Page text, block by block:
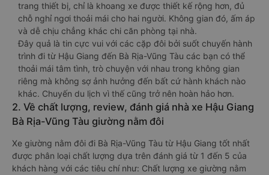
trang thiết bị, chỉ là khoang xe được thiết kế rộng hơn, đủ
chỗ nghỉ ngơi thoải mái cho hai người. Không gian đó, ấm áp
và dễ chịu chẳng khác chi căn phòng tại nhà.
Đây quả là tin cực vui với các cặp đôi bởi suốt chuyến hành
trình đi từ Hậu Giang đến Bà Rịa-Vũng Tàu các bạn có thể
thoải mái tâm tình, trò chuyện với nhau trong không gian
riêng mà không sợ ảnh hưởng đến bất cứ hành khách nào
khác. Chuyến du lịch vì thế cũng trở nên hoàn hảo hơn.
2. Về chất lượng, review, đánh giá nhà xe Hậu Giang
Bà Rịa-Vũng Tàu giường nằm đôi
Xe giường nằm đôi đi Bà Rịa-Vũng Tàu từ Hậu Giang tốt nhất
được phân loại chất lượng dựa trên đánh giá từ 1 đến 5 của
khách hàng với các tiêu chí như: Chất lượng xe giường nằm